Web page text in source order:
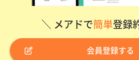
＼ メアドで簡単登録
会員登録する